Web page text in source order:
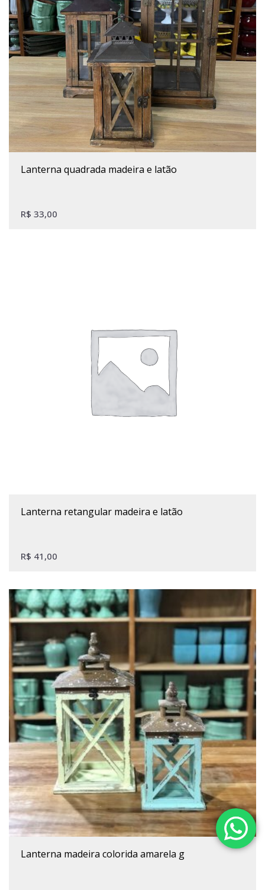
lanterna quadrada madeira e latão
R$ 33,00
lanterna retangular madeira e latão
R$ 41,00
lanterna madeira colorida amarela g